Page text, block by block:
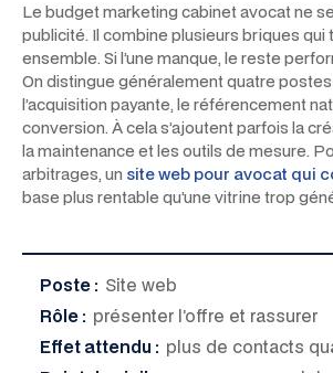
Le budget marketing cabinet avocat ne
publicité. Il combine plusieurs briques qui
ensemble. Si l’une manque, le reste
On distingue généralement quatre postes
l’acquisition payante, le référencement
conversion. À cela s’ajoutent parfois la
la maintenance et les outils de mesure.
arbitrages, un site web pour avocat qui
base plus rentable qu’une vitrine trop
Poste : Site web
Rôle : présenter l’offre et rassurer
Effet attendu : plus de contacts